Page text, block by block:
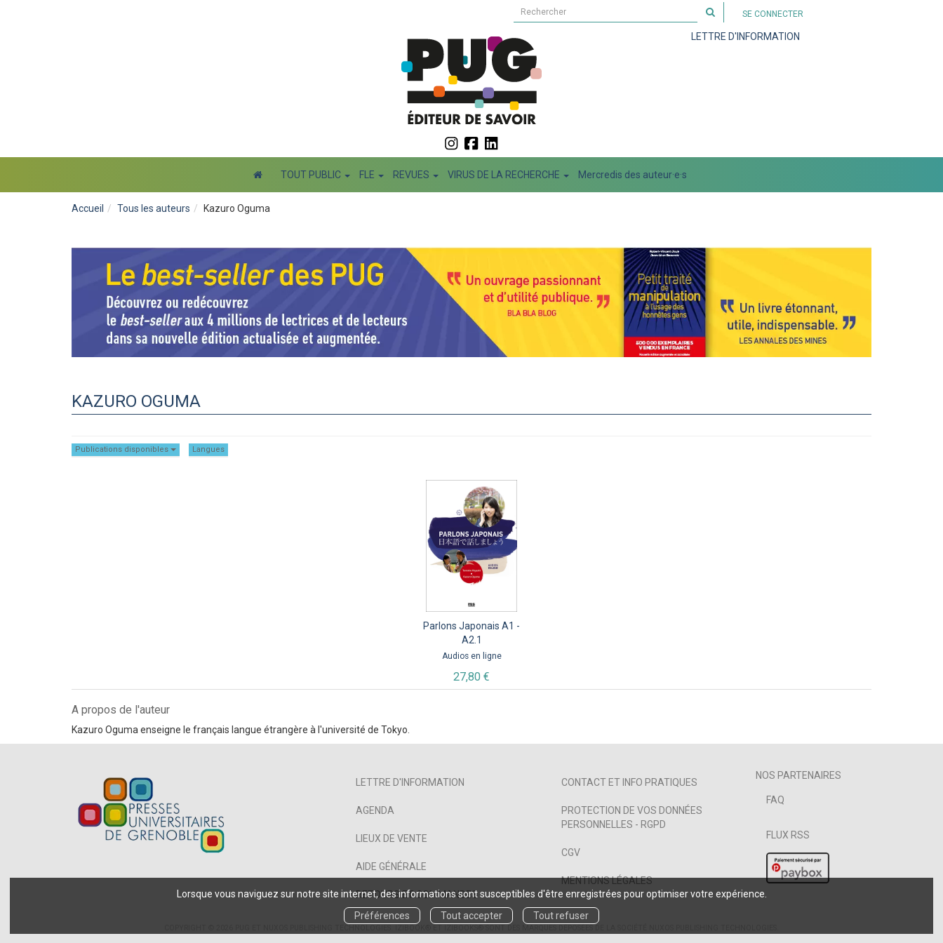
Lorsque vous naviguez sur notre site internet, des informations sont susceptibles d'être enregistrées pour optimiser votre expérience.
Préférences
Tout accepter Tout refuser
Rechercher
sur
le
SE CONNECTER
LETTRE D'INFORMATION
TOUT PUBLIC FLE REVUES VIRUS DE LA RECHERCHE Mercredis des auteur·e·s
Accueil Tous les auteurs Kazuro Oguma
KAZURO OGUMA
Publications disponibles Langues
Parlons Japonais A1 -
A2.1
Audios en ligne
27,80 €
A propos de l'auteur
Kazuro Oguma enseigne le français langue étrangère à l'université de Tokyo.
LETTRE D'INFORMATION
AGENDA
LIEUX DE VENTE
AIDE GÉNÉRALE
RETOURS ET COMMANDES
CONTACT ET INFO PRATIQUES
PROTECTION DE VOS DONNÉES
PERSONNELLES - RGPD
CGV
MENTIONS LÉGALES
NOS PARTENAIRES
FAQ
FLUX RSS